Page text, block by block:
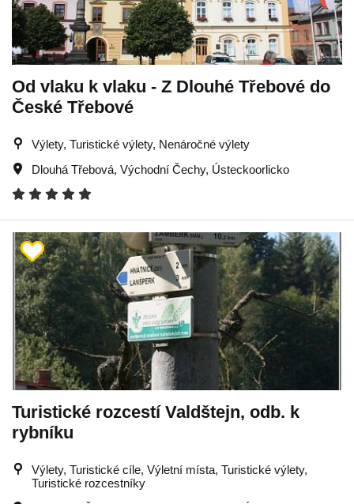
Od vlaku k vlaku - Z Dlouhé Třebové do
České Třebové
Výlety, Turistické výlety, Nenáročné výlety
Dlouhá Třebová, Východní Čechy, Ústeckoorlicko
Turistické rozcestí Valdštejn, odb. k
rybníku
Výlety, Turistické cíle, Výletní místa, Turistické výlety,
Turistické rozcestníky